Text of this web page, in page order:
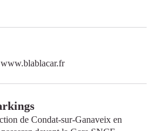
www.blablacar.fr
de Condat-sur-Ganaveix en